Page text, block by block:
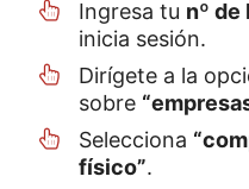
Ingresa tu nº de
inicia sesión.
Dirígete a la
sobre
Selecciona
físico”.